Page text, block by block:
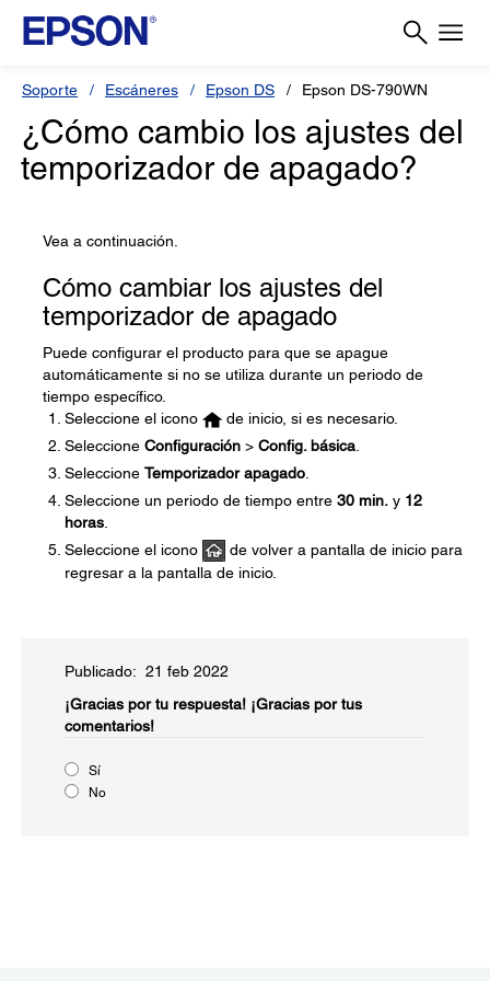
Soporte Escáneres Epson DS Epson DS-790WN
¿Cómo cambio los ajustes del
temporizador de apagado?
Vea a continuación.
Cómo cambiar los ajustes del
temporizador de apagado
Puede configurar el producto para que se apague
automáticamente si no se utiliza durante un periodo de
tiempo específico.
Seleccione el icono
de inicio, si es necesario.
Seleccione Configuración > Config. básica
Seleccione Temporizador apagado
Seleccione un periodo de tiempo entre 30 min. y 12
horas
Seleccione el icono
de volver a pantalla de inicio para
regresar a la pantalla de inicio.
Publicado: 21 feb 2022
¡Gracias por tu respuesta! ¡Gracias por tus
comentarios!
Sí
No